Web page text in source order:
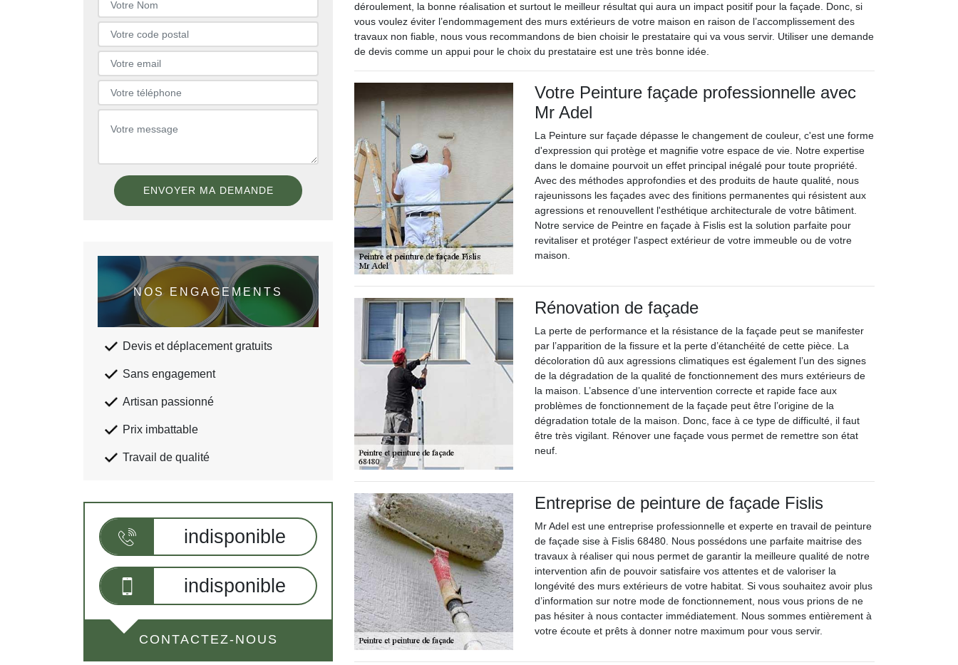
NOS ENGAGEMENTS
Devis et déplacement gratuits
Sans engagement
Artisan passionné
Prix imbattable
Travail de qualité
indisponible
indisponible
CONTACTEZ-NOUS
déroulement, la bonne réalisation et surtout le meilleur résultat qui aura un impact positif pour la façade. Donc, si
vous voulez éviter l’endommagement des murs extérieurs de votre maison en raison de l’accomplissement des
travaux non fiable, nous vous recommandons de bien choisir le prestataire qui va vous servir. Utiliser une demande
de devis comme un appui pour le choix du prestataire est une très bonne idée.
Votre Peinture façade professionnelle avec
Mr Adel
La Peinture sur façade dépasse le changement de couleur, c'est une forme
d'expression qui protège et magnifie votre espace de vie. Notre expertise
dans le domaine pourvoit un effet principal inégalé pour toute propriété.
Avec des méthodes approfondies et des produits de haute qualité, nous
rajeunissons les façades avec des finitions permanentes qui résistent aux
agressions et renouvellent l'esthétique architecturale de votre bâtiment.
Notre service de Peintre en façade à Fislis est la solution parfaite pour
revitaliser et protéger l'aspect extérieur de votre immeuble ou de votre
maison.
Rénovation de façade
La perte de performance et la résistance de la façade peut se manifester
par l’apparition de la fissure et la perte d’étanchéité de cette pièce. La
décoloration dû aux agressions climatiques est également l’un des signes
de la dégradation de la qualité de fonctionnement des murs extérieurs de
la maison. L’absence d’une intervention correcte et rapide face aux
problèmes de fonctionnement de la façade peut être l’origine de la
dégradation totale de la maison. Donc, face à ce type de difficulté, il faut
être très vigilant. Rénover une façade vous permet de remettre son état
neuf.
Entreprise de peinture de façade Fislis
Mr Adel est une entreprise professionnelle et experte en travail de peinture
de façade sise à Fislis 68480. Nous possédons une parfaite maitrise des
travaux à réaliser qui nous permet de garantir la meilleure qualité de notre
intervention afin de pouvoir satisfaire vos attentes et de valoriser la
longévité des murs extérieurs de votre habitat. Si vous souhaitez avoir plus
d’information sur notre mode de fonctionnement, nous vous prions de ne
pas hésiter à nous contacter immédiatement. Nous sommes entièrement à
votre écoute et prêts à donner notre maximum pour vous servir.